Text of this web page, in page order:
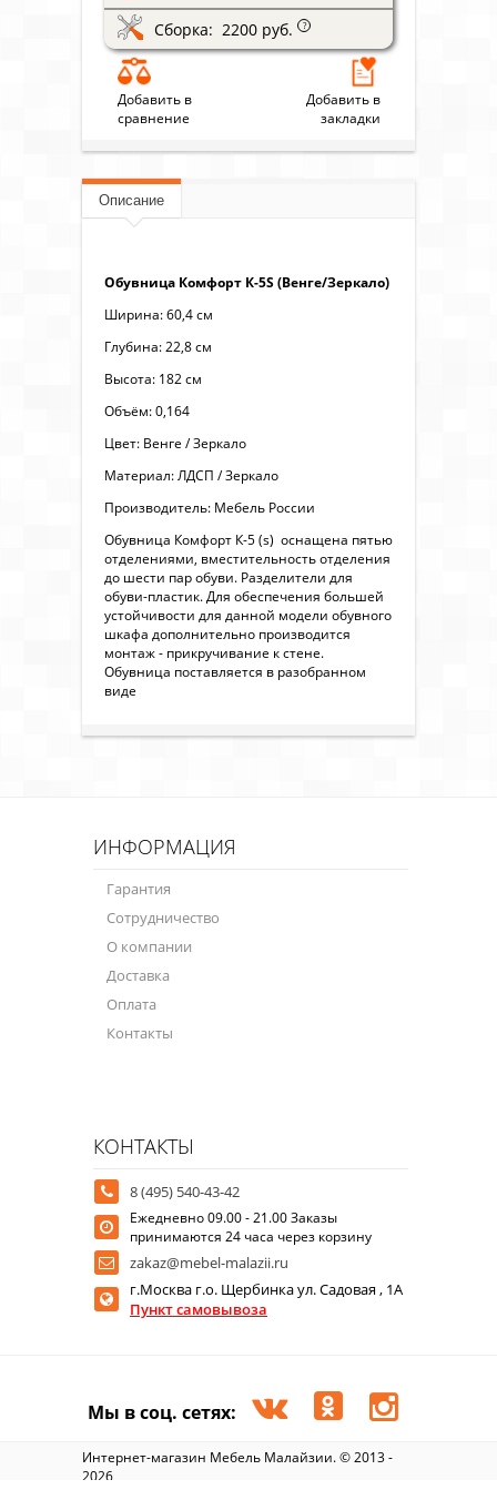
Сборка: 2200 руб.
?
Добавить в
сравнение
Добавить в
закладки
Описание
Обувница Комфорт К-5S (Венге/Зеркало)
Ширина: 60,4 см
Глубина: 22,8 см
Высота: 182 см
Объём: 0,164
Цвет: Венге / Зеркало
Материал: ЛДСП / Зеркало
Производитель: Мебель России
Обувница Комфорт К-5 (s) оснащена пятью
отделениями, вместительность отделения
до шести пар обуви. Разделители для
обуви-пластик. Для обеспечения большей
устойчивости для данной модели обувного
шкафа дополнительно производится
монтаж - прикручивание к стене.
Обувница поставляется в разобранном
виде
ИНФОРМАЦИЯ
Гарантия
Сотрудничество
О компании
Доставка
Оплата
Контакты
КОНТАКТЫ
8 (495) 540-43-42
Ежедневно 09.00 - 21.00 Заказы
принимаются 24 часа через корзину
zakaz@mebel-malazii.ru
г.Москва г.о. Щербинка ул. Садовая , 1А
Пункт самовывоза
Мы в соц. сетях:
Интернет-магазин Мебель Малайзии. © 2013 -
2026